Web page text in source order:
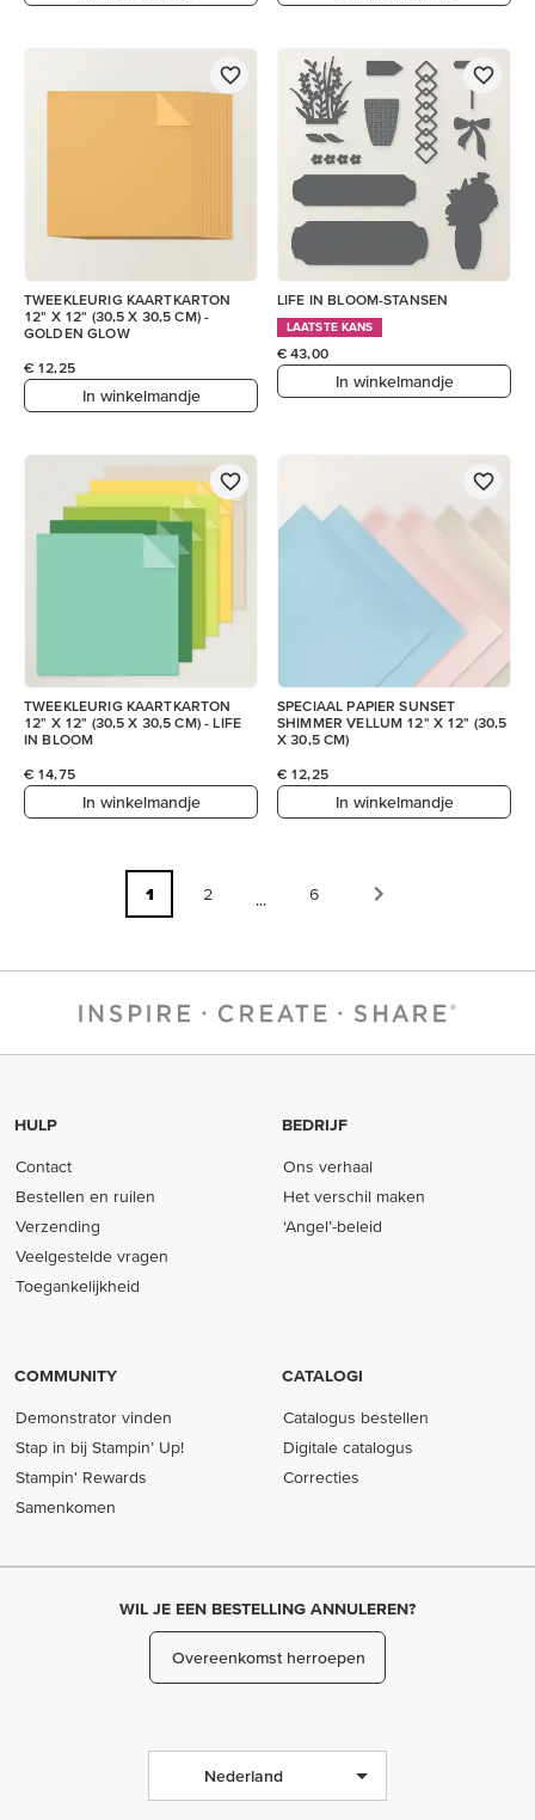
TWEEKLEURIG KAARTKARTON
12" X 12" (30,5 X 30,5 CM) -
GOLDEN GLOW
€ 12,25
In winkelmandje
LIFE IN BLOOM-STANSEN
LAATSTE KANS
€ 43,00
In winkelmandje
TWEEKLEURIG KAARTKARTON
12" X 12" (30,5 X 30,5 CM) - LIFE
IN BLOOM
€ 14,75
In winkelmandje
SPECIAAL PAPIER SUNSET
SHIMMER VELLUM 12" X 12" (30,5
X 30,5 CM)
€ 12,25
In winkelmandje
1 2 ... 6
HULP
Contact
Bestellen en ruilen
Verzending
Veelgestelde vragen
Toegankelijkheid
BEDRIJF
Ons verhaal
Het verschil maken
‘Angel’-beleid
COMMUNITY
Demonstrator vinden
Stap in bij Stampin’ Up!
Stampin' Rewards
Samenkomen
CATALOGI
Catalogus bestellen
Digitale catalogus
Correcties
WIL JE EEN BESTELLING ANNULEREN?
Overeenkomst herroepen
Nederland